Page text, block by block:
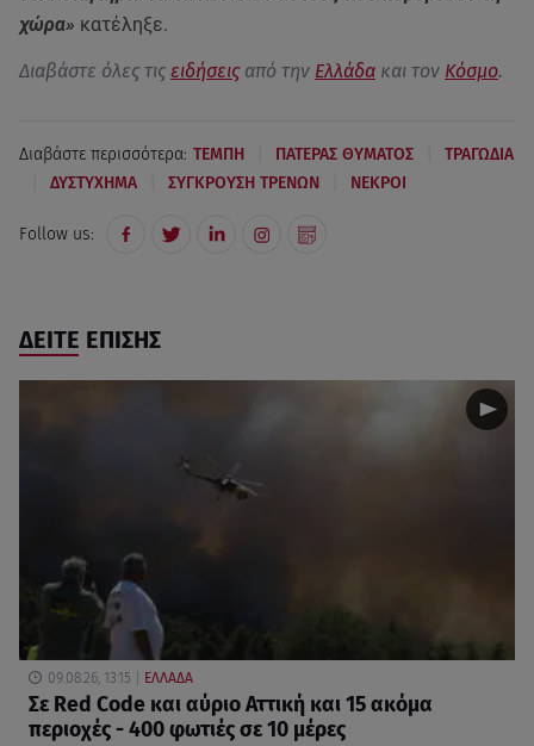
χώρα» κατέληξε.
Διαβάστε όλες τις ειδήσεις από την Ελλάδα και τον Κόσμο.
Διαβάστε περισσότερα: ΤΕΜΠΗ ΠΑΤΕΡΑΣ ΘΥΜΑΤΟΣ ΤΡΑΓΩΔΙΑ
ΔΥΣΤΥΧΗΜΑ ΣΥΓΚΡΟΥΣΗ ΤΡΕΝΩΝ ΝΕΚΡΟΙ
Follow us:
ΔΕΙΤΕ ΕΠΙΣΗΣ
09.08.26, 13:15 ΕΛΛΑΔΑ
Σε Red Code και αύριο Αττική και 15 ακόμα
περιοχές - 400 φωτιές σε 10 μέρες